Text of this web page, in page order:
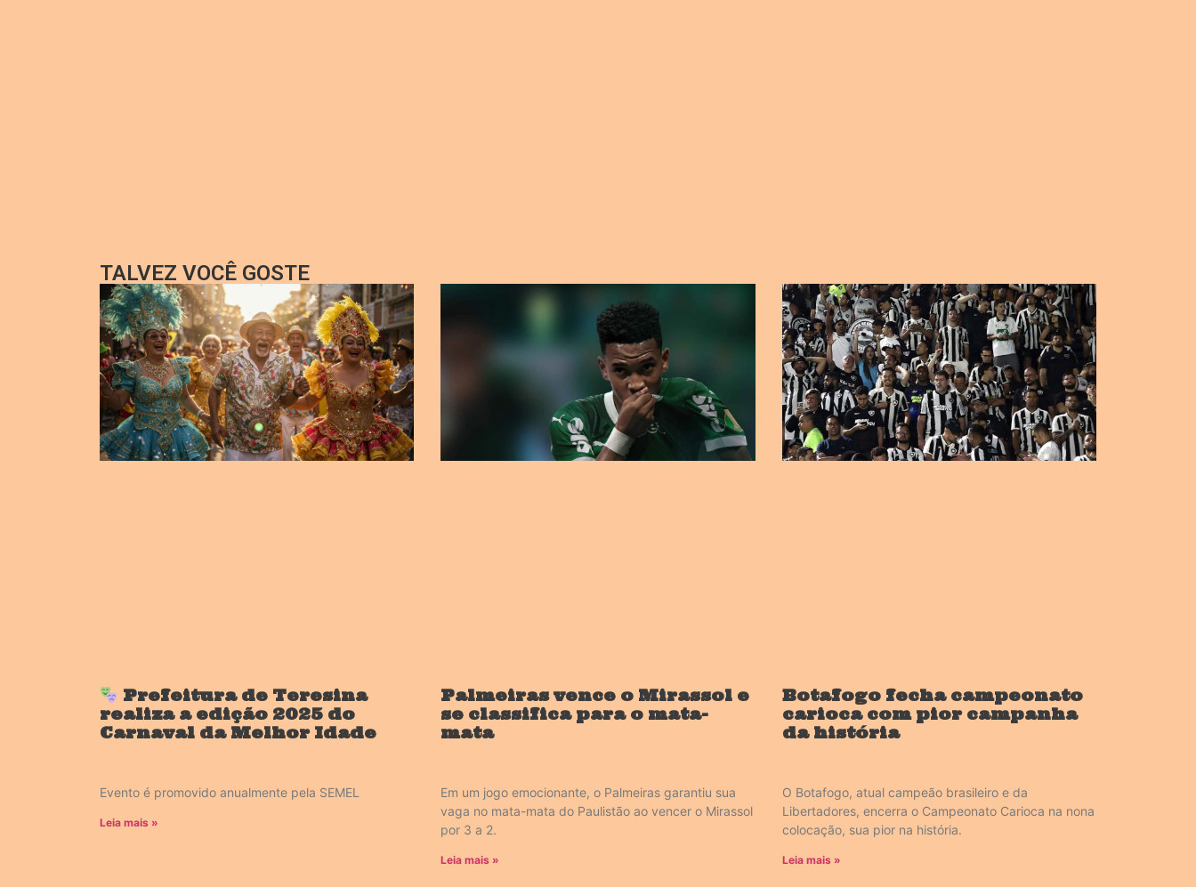
TALVEZ VOCÊ GOSTE
Prefeitura de Teresina
realiza a edição 2025 do
Carnaval da Melhor Idade
Evento é promovido anualmente pela SEMEL
Leia mais »
Palmeiras vence o Mirassol e
se classifica para o mata-
mata
Em um jogo emocionante, o Palmeiras garantiu sua
vaga no mata-mata do Paulistão ao vencer o Mirassol
por 3 a 2.
Leia mais »
Botafogo fecha campeonato
carioca com pior campanha
da história
O Botafogo, atual campeão brasileiro e da
Libertadores, encerra o Campeonato Carioca na nona
colocação, sua pior na história.
Leia mais »